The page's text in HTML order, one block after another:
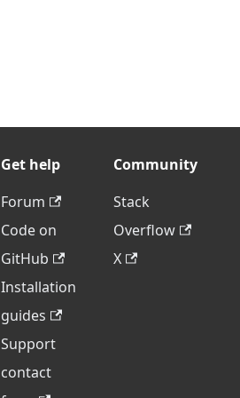
Get help
Forum
Code on
GitHub
Installation
guides
Support
contact
Community
Stack
Overflow
X